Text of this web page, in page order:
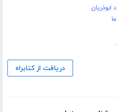
دریافت از کتابراه